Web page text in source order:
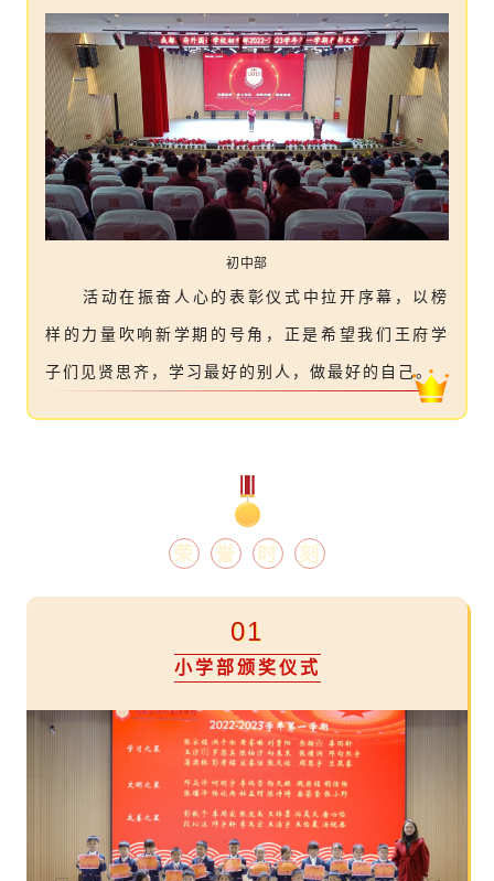
初中部
活动在振奋人心的表彰仪式中拉开序幕，以榜
样的力量吹响新学期的号角，正是希望我们王府学
子们见贤思齐，学习最好的别人，做最好的自己。
荣 誉 时 刻
01
小学部颁奖仪式